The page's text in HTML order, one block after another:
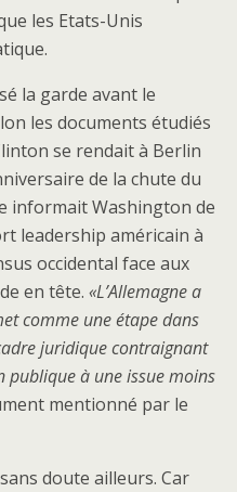
les Etats-Unis
la garde avant le
les documents étudiés
se rendait à Berlin
de la chute du
informait Washington de
leadership américain à
occidental face aux
en tête. «L’Allemagne a
comme une étape dans
juridique contraignant
à une issue moins
mentionné par le
doute ailleurs. Car